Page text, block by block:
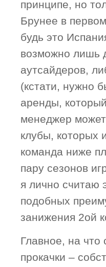
принципе, но
Брунее в
будь это
возможно лишь
аутсайдеров,
(кстати, нужно
аренды,
менеджер может
клубы, которых
команда ниже
пару сезонов
я лично считаю
подобных
занижения 2ой
Главное, на
прокачки –